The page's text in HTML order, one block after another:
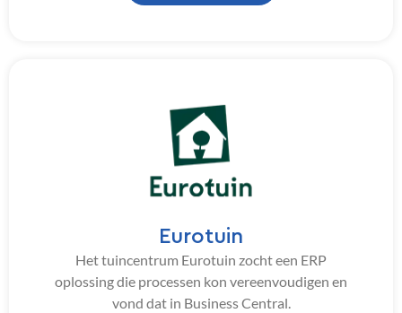
Eurotuin
Het tuincentrum Eurotuin zocht een ERP
oplossing die processen kon vereenvoudigen en
vond dat in Business Central.